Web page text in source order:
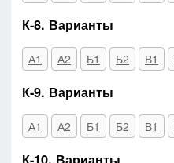
К-8. Варианты
А1 А2 Б1 Б2 В1
К-9. Варианты
А1 А2 Б1 Б2 В1